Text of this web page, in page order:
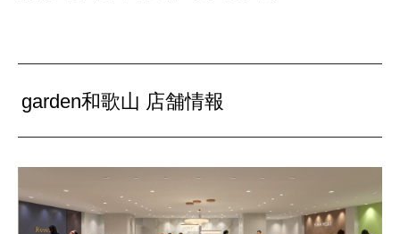
garden和歌山 店舗情報